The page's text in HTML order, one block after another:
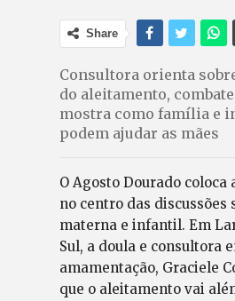
Share
Consultora orienta
do aleitamento,
mostra como família e
podem ajudar as mães
O Agosto Dourado coloca
no centro das discussões
materna e infantil. Em
Sul, a doula e consultora
amamentação, Graciele
que o aleitamento vai